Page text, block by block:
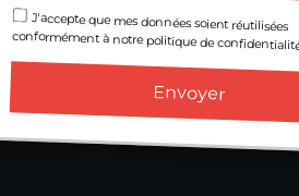
J'accepte que mes données soient réutilisées
conformément à notre politique de
Envoyer